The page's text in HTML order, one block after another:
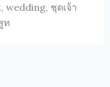
ชุดเจ้า
ท